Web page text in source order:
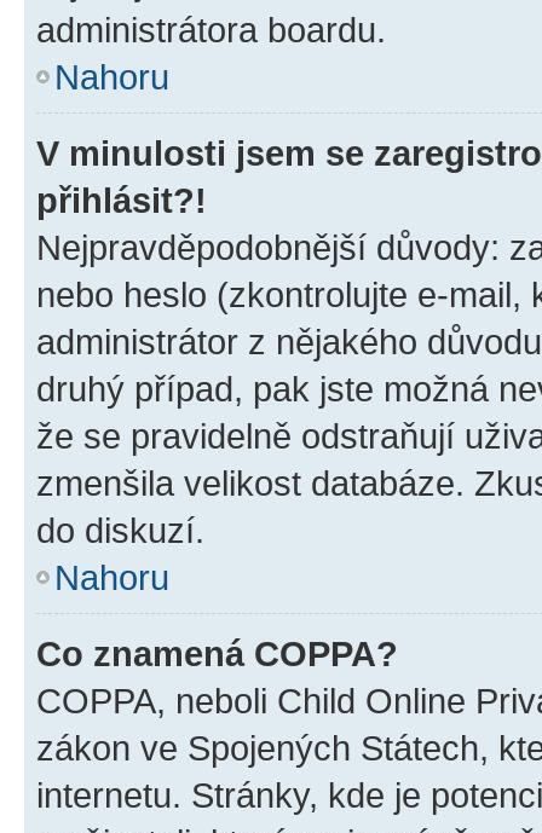
administrátora boardu.
Nahoru
V minulosti jsem se
přihlásit?!
Nejpravděpodobnější důvody:
nebo heslo (zkontrolujte e-
administrátor z nějakého
druhý případ, pak jste možná
že se pravidelně odstraňují
zmenšila velikost databáze.
do diskuzí.
Nahoru
Co znamená COPPA?
COPPA, neboli Child Online
zákon ve Spojených Státech,
internetu. Stránky, kde je